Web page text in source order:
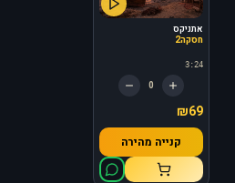
אתניקס
חסקה2
3:24
0
₪69
קנייה מהירה